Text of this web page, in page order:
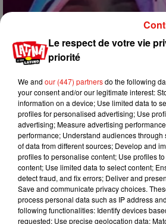
6 août 2026
Karol G dévoile la tracklist de son
nouvel album… avec des invités...
+ DE MUSIQUE
Le respect de votre vie
priorité
We and our (447) partnersdo the following
your consent and/or our legitimate interest:
information on a device; Use limited data to
profiles for personalised advertising; Use
advertising; Measure advertising
performance; Understand audiences through
of data from different sources; Develop and
profiles to personalise content; Use profiles
content; Use limited data to select content;
detect fraud, and fix errors; Deliver and
Save and communicate privacy choices.
process personal data such as IP address
following functionalities: Identify devices
requested; Use precise geolocation data;